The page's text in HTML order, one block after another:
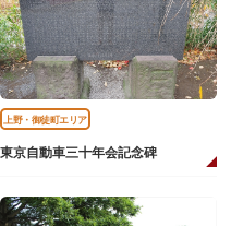
上野・御徒町エリア
東京自動車三十年会記念碑